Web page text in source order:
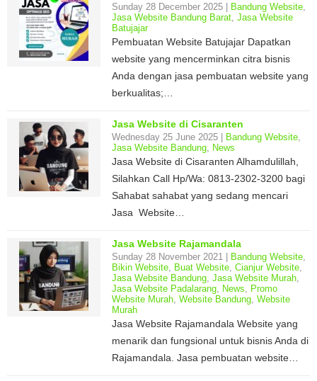
Sunday 28 December 2025 | Bandung Website,
Jasa Website Bandung Barat, Jasa Website
Batujajar
Pembuatan Website Batujajar Dapatkan
website yang mencerminkan citra bisnis
Anda dengan jasa pembuatan website yang
berkualitas;…
Jasa Website di Cisaranten
Wednesday 25 June 2025 | Bandung Website,
Jasa Website Bandung, News
Jasa Website di Cisaranten Alhamdulillah,
Silahkan Call Hp/Wa: 0813-2302-3200 bagi
Sahabat sahabat yang sedang mencari
Jasa Website…
Jasa Website Rajamandala
Sunday 28 November 2021 | Bandung Website,
Bikin Website, Buat Website, Cianjur Website,
Jasa Website Bandung, Jasa Website Murah,
Jasa Website Padalarang, News
Promo
Website Murah, Website Bandung, Website
Murah
Jasa Website Rajamandala Website yang
menarik dan fungsional untuk bisnis Anda di
Rajamandala. Jasa pembuatan website…